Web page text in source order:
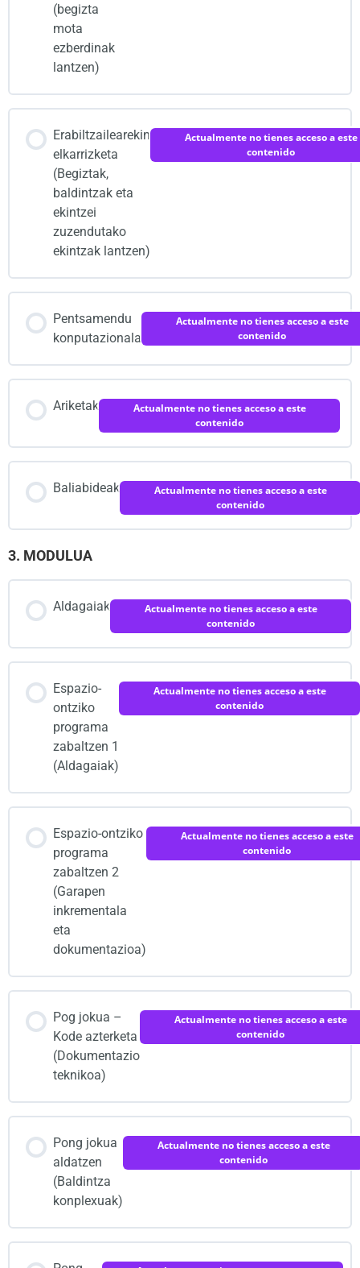
(begizta
mota
ezberdinak
lantzen)
Erabiltzailearekin
elkarrizketa
(Begiztak,
baldintzak eta
ekintzei
zuzendutako
ekintzak lantzen)
Actualmente no tienes acceso a este
contenido
Pentsamendu
konputazionala
Actualmente no tienes acceso a este
contenido
Ariketak
Actualmente no tienes acceso a este
contenido
Baliabideak
Actualmente no tienes acceso a este
contenido
3. MODULUA
Aldagaiak
Actualmente no tienes acceso a este
contenido
Espazio-
ontziko
programa
zabaltzen 1
(Aldagaiak)
Actualmente no tienes acceso a este
contenido
Espazio-ontziko
programa
zabaltzen 2
(Garapen
inkrementala
eta
dokumentazioa)
Actualmente no tienes acceso a este
contenido
Pog jokua –
Kode azterketa
(Dokumentazio
teknikoa)
Actualmente no tienes acceso a este
contenido
Pong jokua
aldatzen
(Baldintza
konplexuak)
Actualmente no tienes acceso a este
contenido